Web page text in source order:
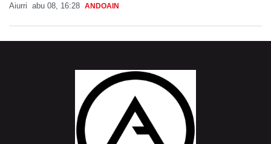
Aiurri abu 08, 16:28 ANDOAIN